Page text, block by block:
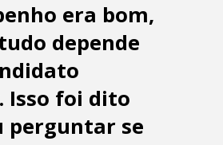
era bom,
depende
Isso foi dito
perguntar se